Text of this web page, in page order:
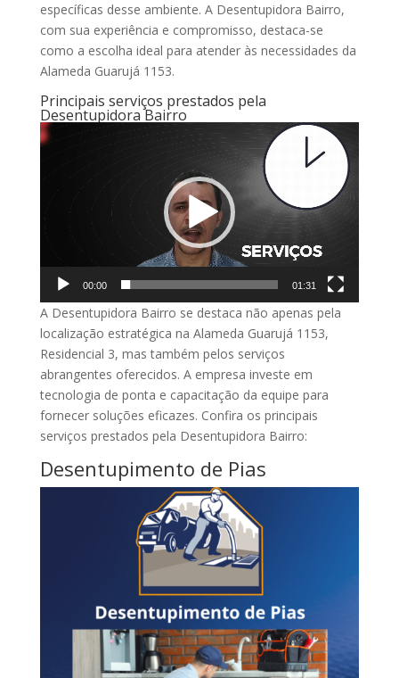
específicas desse ambiente. A Desentupidora Bairro,
com sua experiência e compromisso, destaca-se
como a escolha ideal para atender às necessidades da
Alameda Guarujá 1153.
Principais serviços prestados pela
Desentupidora Bairro
Tocador
00:00 01:31
A Desentupidora Bairro se destaca não apenas pela
localização estratégica na Alameda Guarujá 1153,
Residencial 3, mas também pelos serviços
abrangentes oferecidos. A empresa investe em
tecnologia de ponta e capacitação da equipe para
fornecer soluções eficazes. Confira os principais
serviços prestados pela Desentupidora Bairro:
Desentupimento de Pias